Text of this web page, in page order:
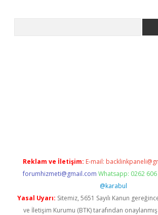
Reklam ve İletişim: E-mail:
forumhizmeti@gmail.com Whatsapp: 0262
@karabul
Yasal Uyarı: Sitemiz, 5651 Sayılı Kanun
ve İletişim Kurumu (BTK) tarafından onaylanmış